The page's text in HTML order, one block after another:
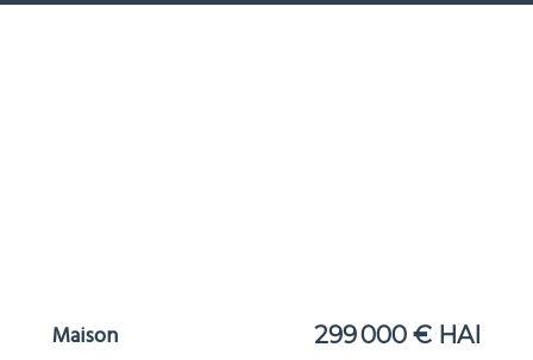
Maison 299 000 € HAI